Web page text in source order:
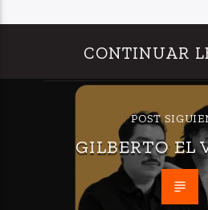
CONTINUAR
POST
GILBERTO EL